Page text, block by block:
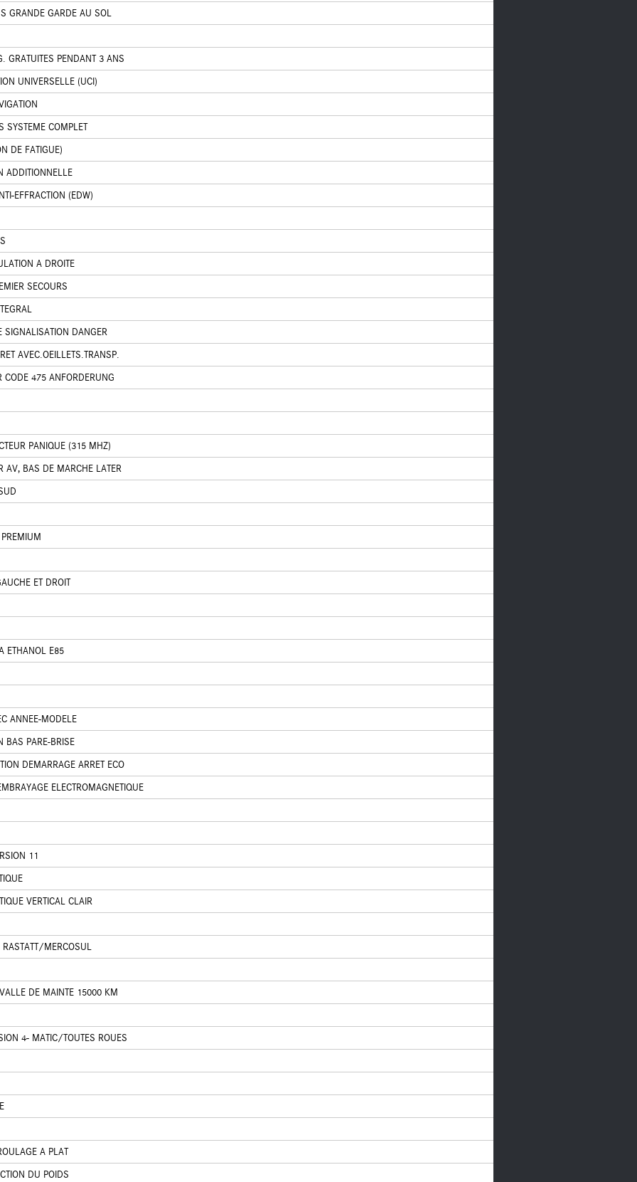
GRANDE GARDE AU SOL
GRATUITES PENDANT 3 ANS
UNIVERSELLE (UCI)
SYSTEME COMPLET
DE FATIGUE)
ADDITIONNELLE
EFFRACTION (EDW)
A DROITE
SECOURS
SIGNALISATION DANGER
AVEC.OEILLETS.TRANSP.
CODE 475 ANFORDERUNG
PANIQUE (315 MHZ)
AV, BAS DE MARCHE LATER
ET DROIT
ETHANOL E85
ANNEE-MODELE
BAS PARE-BRISE
DEMARRAGE ARRET ECO
ELECTROMAGNETIQUE
11
VERTICAL CLAIR
MERCOSUL
DE MAINTE 15000 KM
4- MATIC/TOUTES ROUES
A PLAT
DU POIDS